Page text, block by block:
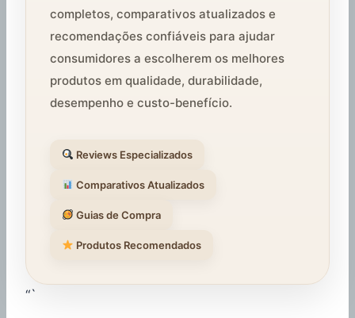
completos, comparativos atualizados e
recomendações confiáveis para ajudar
consumidores a escolherem os melhores
produtos em qualidade, durabilidade,
desempenho e custo-benefício.
Reviews Especializados
Comparativos Atualizados
Guias de Compra
Produtos Recomendados
“`